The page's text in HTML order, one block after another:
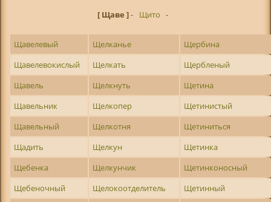
[ Щаве ]- Щито -
Щавелевый Щелканье
Щербина
Щавелевокислый
Щелкать
Щербленый
Щавель
Щелкнуть
Щетина
Щавельник
Щелкопер
Щетинистый
Щавельный
Щелкотня
Щетиниться
Щадить
Щелкун
Щетинка
Щебенка
Щелкунчик
Щетинконосный
Щебеночный
Щелокоотделитель
Щетинный